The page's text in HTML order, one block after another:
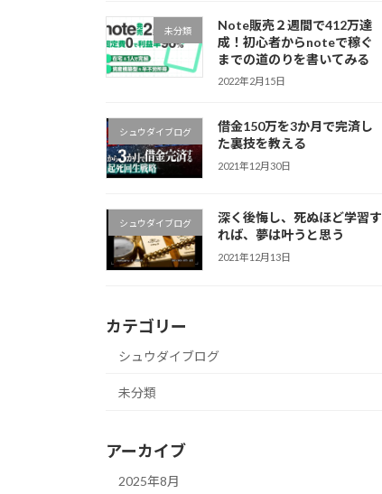
未分類
Note販売２週間で412万達
成！初心者からnoteで稼ぐ
までの道のりを書いてみる
2022年2月15日
シュウダイブログ
借金150万を3か月で完済し
た裏技を教える
2021年12月30日
シュウダイブログ
深く後悔し、死ぬほど学習す
れば、夢は叶うと思う
2021年12月13日
カテゴリー
シュウダイブログ
未分類
アーカイブ
2025年8月